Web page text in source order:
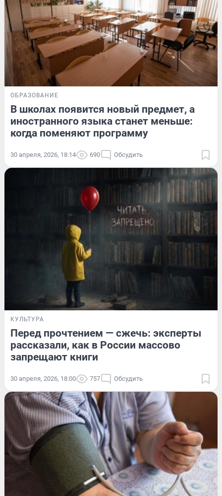
ОБРАЗОВАНИЕ
В школах появится новый предмет, а
иностранного языка станет меньше:
когда поменяют программу
30 апреля, 2026, 18:14 690 Обсудить
КУЛЬТУРА
Перед прочтением — сжечь: эксперты
рассказали, как в России массово
запрещают книги
30 апреля, 2026, 18:00 757 Обсудить